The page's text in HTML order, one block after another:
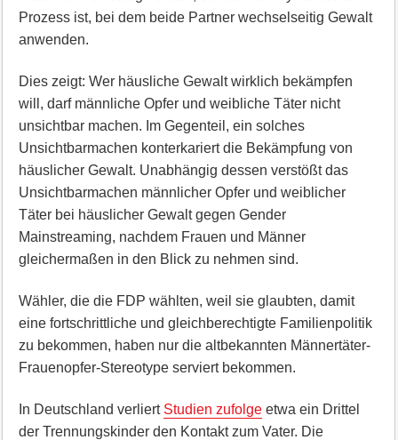
Prozess ist, bei dem beide Partner wechselseitig Gewalt
anwenden.
Dies zeigt: Wer häusliche Gewalt wirklich bekämpfen
will, darf männliche Opfer und weibliche Täter nicht
unsichtbar machen. Im Gegenteil, ein solches
Unsichtbarmachen konterkariert die Bekämpfung von
häuslicher Gewalt. Unabhängig dessen verstößt das
Unsichtbarmachen männlicher Opfer und weiblicher
Täter bei häuslicher Gewalt gegen Gender
Mainstreaming, nachdem Frauen und Männer
gleichermaßen in den Blick zu nehmen sind.
Wähler, die die FDP wählten, weil sie glaubten, damit
eine fortschrittliche und gleichberechtigte Familienpolitik
zu bekommen, haben nur die altbekannten Männertäter-
Frauenopfer-Stereotype serviert bekommen.
In Deutschland verliert Studien zufolgeetwa ein Drittel
der Trennungskinder den Kontakt zum Vater. Die